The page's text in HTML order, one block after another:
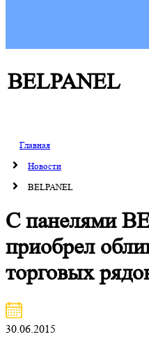
BELPANEL
Главная
Новости
BELPANEL
С панелями
приобрел
торговых
30.06.2015